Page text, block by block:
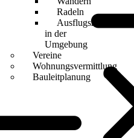
Radeln
Ausflugsziele
in der
Umgebung
Vereine
Wohnungsvermittlung
Bauleitplanung